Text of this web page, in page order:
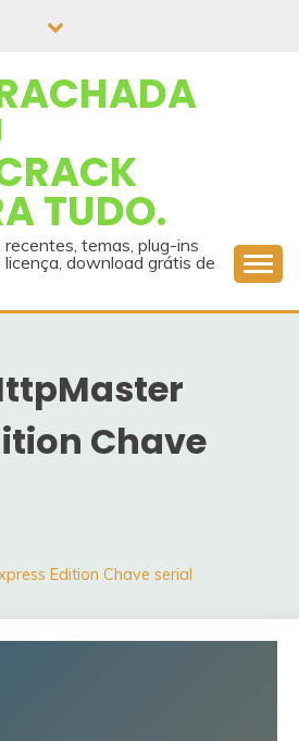
TUDO.
temas, plug-ins
download grátis de
Chave
Edition Chave serial